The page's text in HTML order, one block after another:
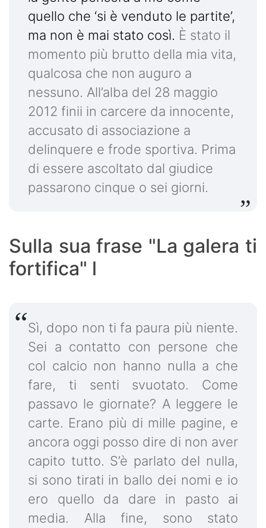
quello che ‘si è venduto le partite’,
ma non è mai stato così. È stato il
momento più brutto della mia vita,
qualcosa che non auguro a
nessuno. All’alba del 28 maggio
2012 finii in carcere da innocente,
accusato di associazione a
delinquere e frode sportiva. Prima
di essere ascoltato dal giudice
passarono cinque o sei giorni.
Sulla sua frase "La galera ti
fortifica" l
Sì, dopo non ti fa paura più niente.
Sei a contatto con persone che
col calcio non hanno nulla a che
fare, ti senti svuotato. Come
passavo le giornate? A leggere le
carte. Erano più di mille pagine, e
ancora oggi posso dire di non aver
capito tutto. S’è parlato del nulla,
si sono tirati in ballo dei nomi e io
ero quello da dare in pasto ai
media. Alla fine, sono stato